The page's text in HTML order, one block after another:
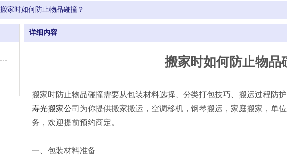
搬家时如何防止物品碰撞？
详细内容
搬家时如何防止物品
搬家时防止物品碰撞需要从‌包装材料选择、分类打包技巧、搬运过程防
寿光搬家公司 为你提供搬家搬运，空调移机，钢琴搬运，家庭搬家，单
务，欢迎提前预约商定。
一、包装材料准备